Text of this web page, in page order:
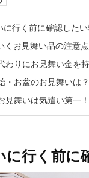
に行く前に確認した
くお見舞い品の注意点
わりにお見舞い金を
・お盆のお見舞いは？
見舞いは気遣い第一
に行く前に